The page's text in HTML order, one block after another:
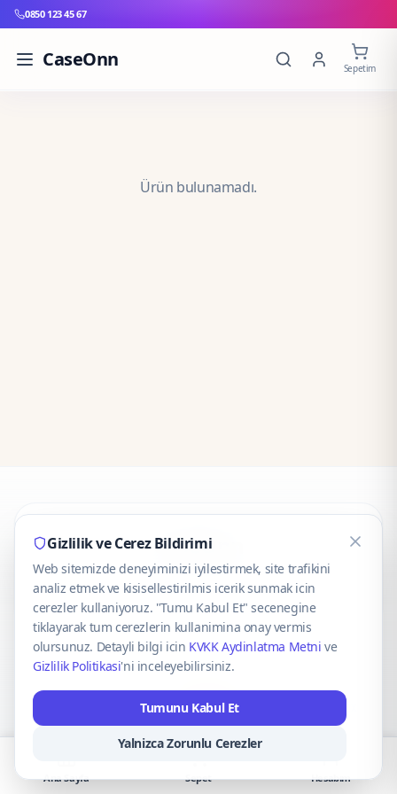
0850 123 45 67
CaseOnn Sepetim
Ürün bulunamadı.
CaseOnn
© 2025 CaseOnn. Tüm hakları saklıdır.
VISA Mastercard
Gizlilik ve Cerez Bildirimi
Web sitemizde deneyiminizi iyilestirmek, site trafikini
analiz etmek ve kisisellestirilmis icerik sunmak icin
cerezler kullaniyoruz. "Tumu Kabul Et" secenegine
tiklayarak tum cerezlerin kullanimina onay vermis
olursunuz. Detayli bilgi icin KVKK Aydinlatma Metni ve
Gizlilik Politikasi'ni inceleyebilirsiniz.
Tumunu Kabul Et
Yalnizca Zorunlu Cerezler
Ana Sayfa Sepet Hesabım